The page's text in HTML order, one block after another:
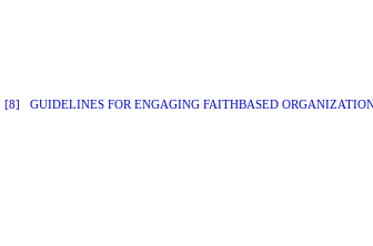
[8] GUIDELINES FOR ENGAGING FAITHBASED